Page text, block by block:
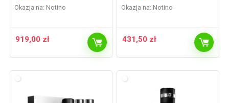
Okazja na: Notino
919,00 zł
Okazja na: Notino
431,50 zł